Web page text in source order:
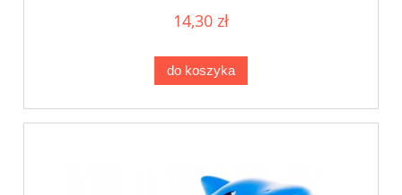
14,30 zł
do koszyka